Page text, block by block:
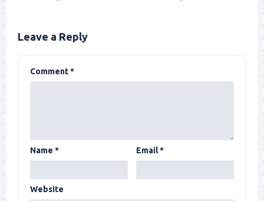
Leave a Reply
Comment*
Name * Email*
Website